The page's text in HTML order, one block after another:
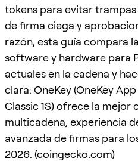
tokens para evitar
de firma ciega y
razón, esta guía compara
software y hardware para
actuales en la cadena y
clara: OneKey (OneKey
Classic 1S) ofrece la
multicadena, experiencia
avanzada de firmas para
2026. (coingecko.com)